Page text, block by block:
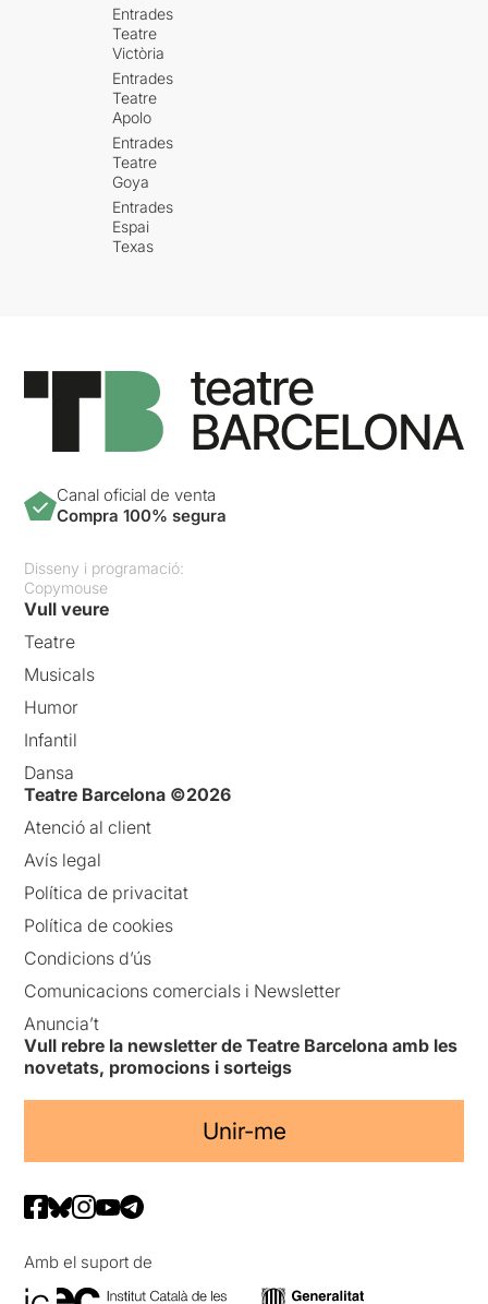
Entrades
Teatre
Victòria
Entrades
Teatre
Apolo
Entrades
Teatre
Goya
Entrades
Espai
Texas
Canal oficial de venta
Compra 100% segura
Disseny i programació:
Copymouse
Vull veure
Teatre
Musicals
Humor
Infantil
Dansa
Teatre Barcelona ©2026
Atenció al client
Avís legal
Política de privacitat
Política de cookies
Condicions d’ús
Comunicacions comercials i Newsletter
Anuncia’t
Vull rebre la newsletter de Teatre Barcelona amb les
novetats, promocions i sorteigs
Unir-me
Amb el suport de